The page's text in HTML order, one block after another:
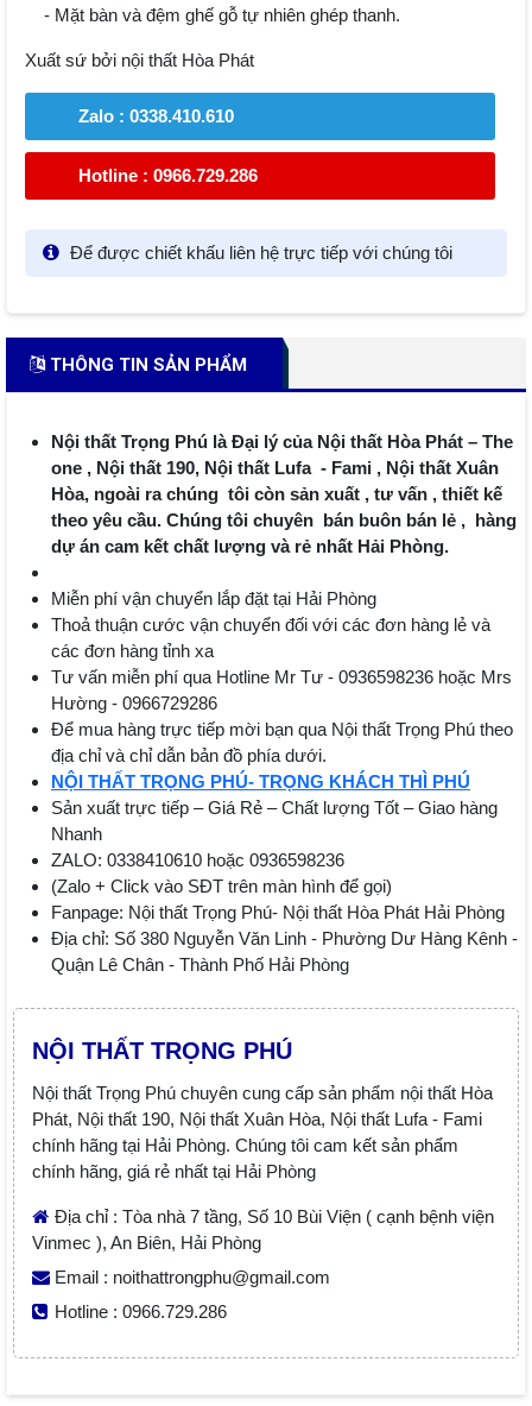
- Mặt bàn và đệm ghế gỗ tự nhiên ghép thanh.
Xuất sứ bởi nội thất Hòa Phát
Zalo : 0338.410.610
Hotline : 0966.729.286
Để được chiết khấu liên hệ trực tiếp với chúng tôi
THÔNG TIN SẢN PHẨM
Nội thất Trọng Phú là Đại lý của Nội thất Hòa Phát – The
one , Nội thất 190, Nội thất Lufa - Fami , Nội thất Xuân
Hòa, ngoài ra chúng tôi còn sản xuất , tư vấn , thiết kế
theo yêu cầu. Chúng tôi chuyên bán buôn bán lẻ , hàng
dự án cam kết chất lượng và rẻ nhất Hải Phòng.
Miễn phí vận chuyển lắp đặt tại Hải Phòng
Thoả thuận cước vận chuyển đối với các đơn hàng lẻ và
các đơn hàng tỉnh xa
Tư vấn miễn phí qua Hotline Mr Tư - 0936598236 hoặc Mrs
Hường - 0966729286
Để mua hàng trực tiếp mời bạn qua Nội thất Trọng Phú theo
địa chỉ và chỉ dẫn bản đồ phía dưới.
NỘI THẤT TRỌNG PHÚ- TRỌNG KHÁCH THÌ PHÚ
Sản xuất trực tiếp – Giá Rẻ – Chất lượng Tốt – Giao hàng
Nhanh
ZALO: 0338410610 hoặc 0936598236
(Zalo + Click vào SĐT trên màn hình để gọi)
Fanpage: Nội thất Trọng Phú- Nội thất Hòa Phát Hải Phòng
Địa chỉ: Số 380 Nguyễn Văn Linh - Phường Dư Hàng Kênh -
Quận Lê Chân - Thành Phố Hải Phòng
NỘI THẤT TRỌNG PHÚ
Nội thất Trọng Phú chuyên cung cấp sản phẩm nội thất Hòa
Phát, Nội thất 190, Nội thất Xuân Hòa, Nội thất Lufa - Fami
chính hãng tại Hải Phòng. Chúng tôi cam kết sản phẩm
chính hãng, giá rẻ nhất tại Hải Phòng
Địa chỉ : Tòa nhà 7 tầng, Số 10 Bùi Viện ( cạnh bệnh viện
Vinmec ), An Biên, Hải Phòng
Email : noithattrongphu@gmail.com
Hotline : 0966.729.286